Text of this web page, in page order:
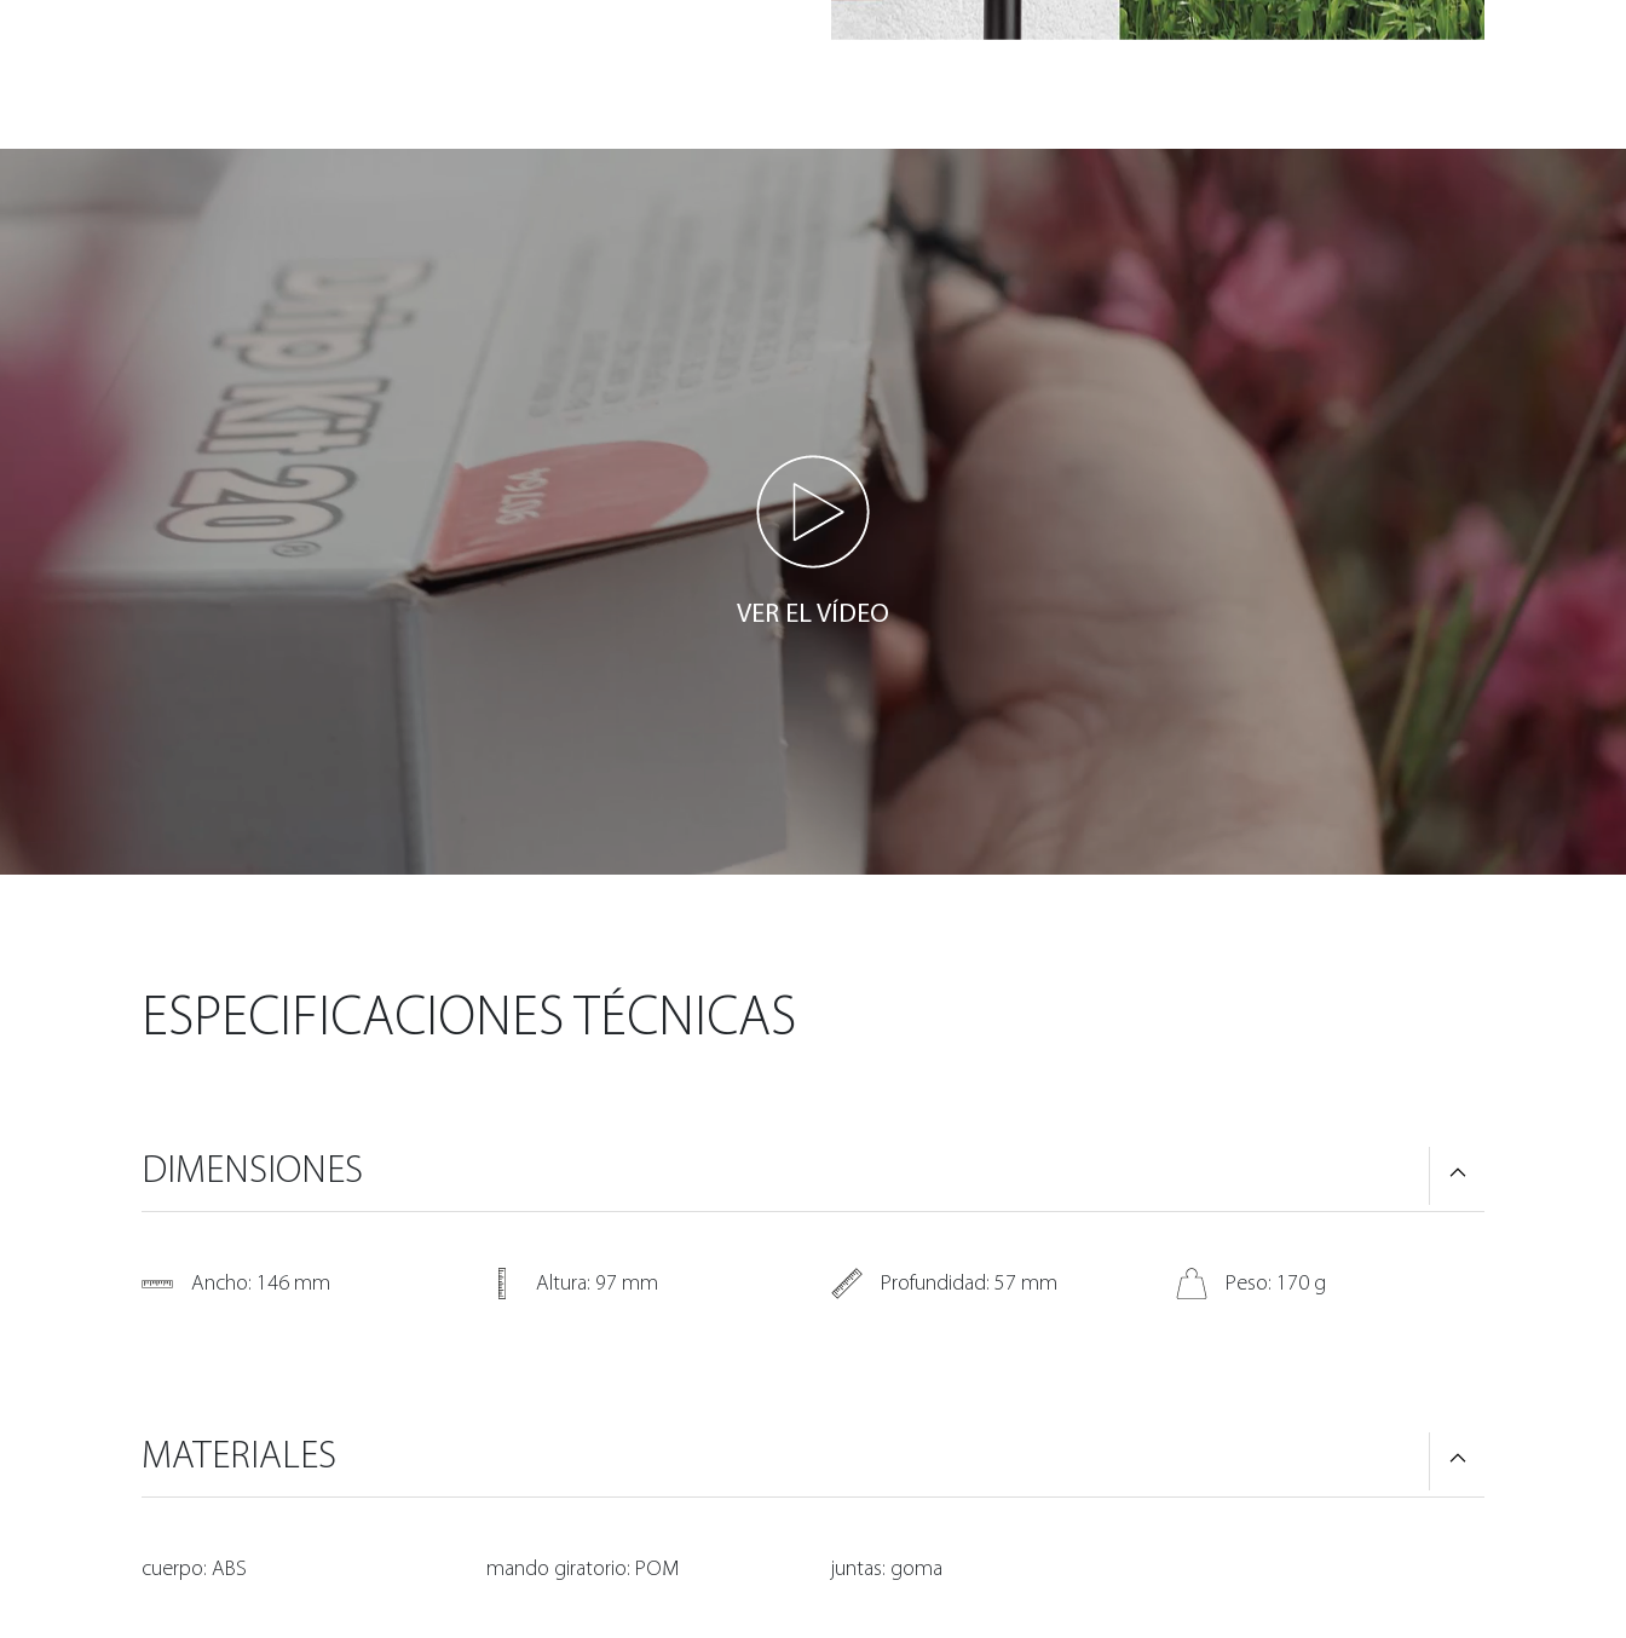
VER EL VÍDEO
ESPECIFICACIONES TÉCNICAS
DIMENSIONES
Ancho: 146 mm Altura: 97 mm Profundidad: 57 mm Peso: 170 g
MATERIALES
cuerpo: ABS mando giratorio: POM juntas: goma